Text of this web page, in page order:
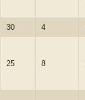
30 4
25 8